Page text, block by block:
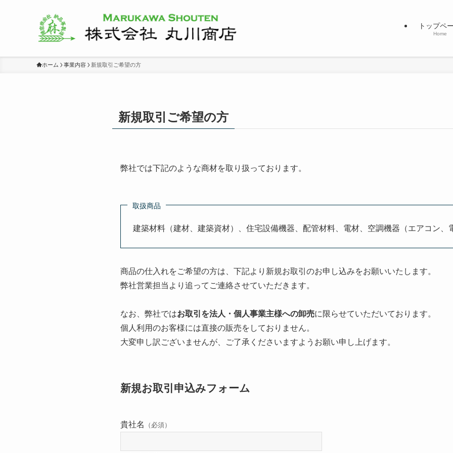
トップペ
Home
ホーム 事業内容 新規取引ご希望の方
新規取引ご希望の方
弊社では下記のような商材を取り扱っております。
取扱商品
建築材料（建材、建築資材）、住宅設備機器、配管材料、電材、空調機器（エアコン、
商品の仕入れをご希望の方は、下記より新規お取引のお申し込みをお願いいたします。
弊社営業担当より追ってご連絡させていただきます。
なお、弊社ではお取引を法人・個人事業主様への卸売に限らせていただいております。
個人利用のお客様には直接の販売をしておりません。
大変申し訳ございませんが、ご了承くださいますようお願い申し上げます。
新規お取引申込みフォーム
こ
貴社名 （必須）